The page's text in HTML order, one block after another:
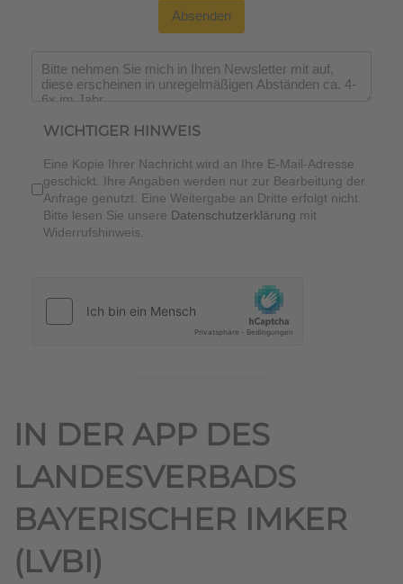
Absenden
Wichtiger Hinweis*
WICHTIGER HINWEIS
Eine Kopie Ihrer Nachricht wird an Ihre E-Mail-Adresse
geschickt. Ihre Angaben werden nur zur Bearbeitung der
Anfrage genutzt. Eine Weitergabe an Dritte erfolgt nicht.
Bitte lesen Sie unsere Datenschutzerklärung mit
Widerrufshinweis.
IN DER APP DES
LANDESVERBADS
BAYERISCHER IMKER
(LVBI)